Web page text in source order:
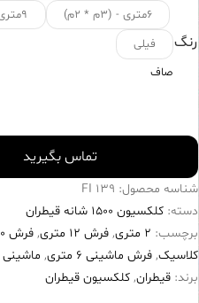
۶متری - (۳م * ۲م)
۹متری - (۳.۵م * ۲.۵م)
رنگ
فیلی
صاف
تماس بگیرید
شناسه محصول: 139 FI
دسته: کلکسیون ۱۵۰۰ شانه قیطران
برچسب: 2 متری , فرش 12 متری , فرش ۱۵۰۰ شانه
کلاسیک, فرش ماشینی 6 متری , ماشینی 2 متری
برند: قیطران, کلکسیون قیطران